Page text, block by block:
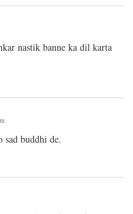
nastik banne ka dil karta
sad buddhi de.